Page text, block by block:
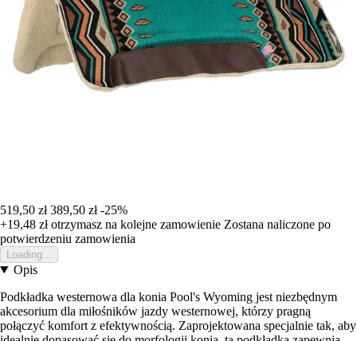
519,50 zł 389,50 zł -25%
+19,48 złotrzymasz na kolejne zamowienie Zostana naliczone po
potwierdzeniu zamowienia
Loading...
Opis
Podkładka westernowa dla konia Pool's Wyoming jest niezbędnym
akcesorium dla miłośników jazdy westernowej, którzy pragną
połączyć komfort z efektywnością. Zaprojektowana specjalnie tak, aby